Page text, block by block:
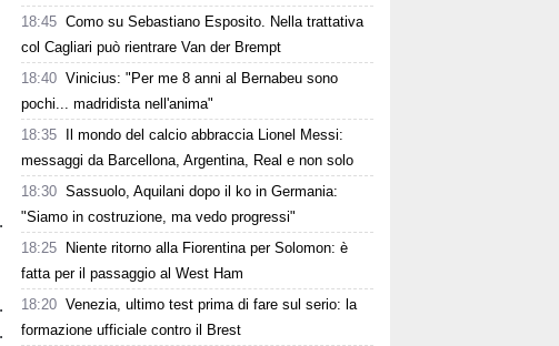
18:45 Como su Sebastiano Esposito. Nella trattativa
col Cagliari può rientrare Van der Brempt
18:40 Vinicius: "Per me 8 anni al Bernabeu sono
pochi... madridista nell'anima"
18:35
Il mondo del calcio abbraccia Lionel Messi:
messaggi da Barcellona, Argentina, Real e non solo
18:30 Sassuolo, Aquilani dopo il ko in Germania:
"Siamo in costruzione, ma vedo progressi"
18:25
Niente ritorno alla Fiorentina per Solomon: è
fatta per il passaggio al West Ham
18:20 Venezia, ultimo test prima di fare sul serio: la
formazione ufficiale contro il Brest